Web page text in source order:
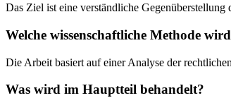
Das Ziel ist eine verständliche
Welche wissenschaftliche Methode
Die Arbeit basiert auf einer Analyse der
Was wird im Hauptteil behandelt?